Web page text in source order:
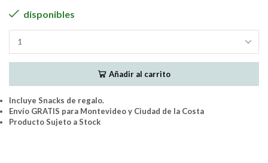
era:
$2.490.
es:
$2.350.
disponibles
Adulto
Salmon
Añadir al carrito
Incluye Snacks de regalo.
Envío GRATIS para Montevideo y Ciudad de la Costa
Producto Sujeto a Stock